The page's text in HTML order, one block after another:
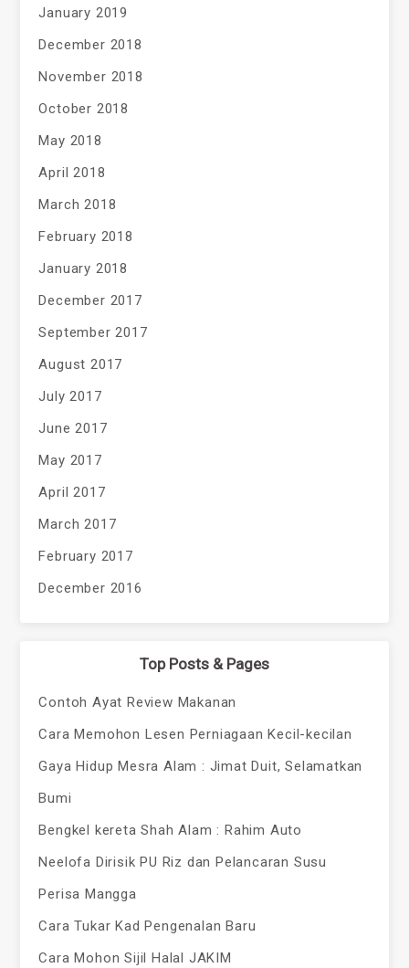
January 2019
December 2018
November 2018
October 2018
May 2018
April 2018
March 2018
February 2018
January 2018
December 2017
September 2017
August 2017
July 2017
June 2017
May 2017
April 2017
March 2017
February 2017
December 2016
Top Posts & Pages
Contoh Ayat Review Makanan
Cara Memohon Lesen Perniagaan Kecil-kecilan
Gaya Hidup Mesra Alam : Jimat Duit, Selamatkan
Bumi
Bengkel kereta Shah Alam : Rahim Auto
Neelofa Dirisik PU Riz dan Pelancaran Susu
Perisa Mangga
Cara Tukar Kad Pengenalan Baru
Cara Mohon Sijil Halal JAKIM